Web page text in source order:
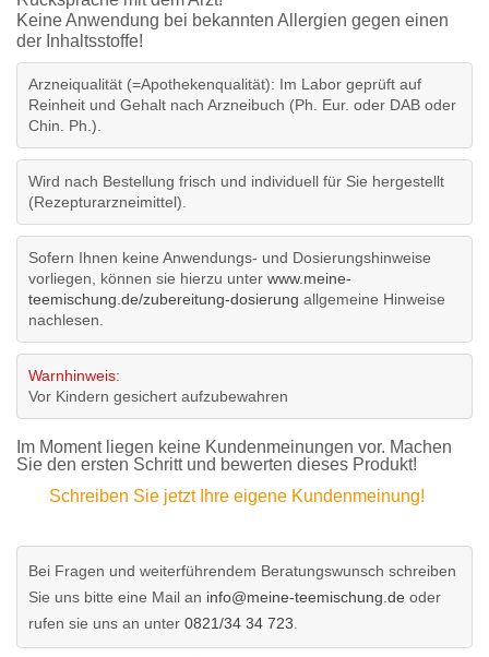
Keine Anwendung bei bekannten Allergien gegen einen
der Inhaltsstoffe!
Arzneiqualität (=Apothekenqualität): Im Labor geprüft auf
Reinheit und Gehalt nach Arzneibuch (Ph. Eur. oder DAB oder
Chin. Ph.).
Wird nach Bestellung frisch und individuell für Sie hergestellt
(Rezepturarzneimittel).
Sofern Ihnen keine Anwendungs- und Dosierungshinweise
vorliegen, können sie hierzu unter www.meine-
teemischung.de/zubereitung-dosierung allgemeine Hinweise
nachlesen.
Warnhinweis:
Vor Kindern gesichert aufzubewahren
Im Moment liegen keine Kundenmeinungen vor. Machen
Sie den ersten Schritt und bewerten dieses Produkt!
Schreiben Sie jetzt Ihre eigene Kundenmeinung!
Bei Fragen und weiterführendem Beratungswunsch schreiben
Sie uns bitte eine Mail an info@meine-teemischung.de oder
rufen sie uns an unter 0821/34 34 723.